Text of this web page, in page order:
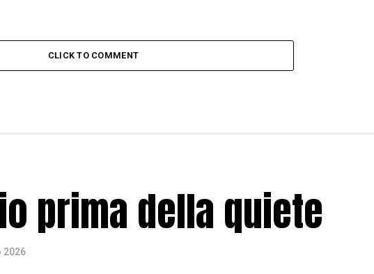
CLICK TO COMMENT
prima della quiete
2026